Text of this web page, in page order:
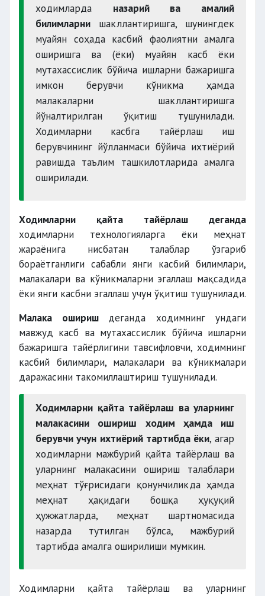
ходимларда назарий ва амалий
билимларни шакллантиришга, шунингдек
муайян соҳада касбий фаолиятни амалга
оширишга ва (ёки) муайян касб ёки
мутахассислик бўйича ишларни бажаришга
имкон берувчи кўникма ҳамда
малакаларни шакллантиришга
йўналтирилган ўқитиш тушунилади.
Ходимларни касбга тайёрлаш иш
берувчининг йўлланмаси бўйича ихтиёрий
равишда таълим ташкилотларида амалга
оширилади.
Ходимларни қайта тайёрлаш деганда
ходимларни технологияларга ёки меҳнат
жараёнига нисбатан талаблар ўзгариб
бораётганлиги сабабли янги касбий билимлари,
малакалари ва кўникмаларни эгаллаш мақсадида
ёки янги касбни эгаллаш учун ўқитиш тушунилади.
Малака ошириш деганда ходимнинг ундаги
мавжуд касб ва мутахассислик бўйича ишларни
бажаришга тайёрлигини тавсифловчи, ходимнинг
касбий билимлари, малакалари ва кўникмалари
даражасини такомиллаштириш тушунилади.
Ходимларни қайта тайёрлаш ва уларнинг
малакасини ошириш ходим ҳамда иш
берувчи учун ихтиёрий тартибда ёки, агар
ходимларни мажбурий қайта тайёрлаш ва
уларнинг малакасини ошириш талаблари
меҳнат тўғрисидаги қонунчиликда ҳамда
меҳнат ҳақидаги бошқа ҳуқуқий
ҳужжатларда, меҳнат шартномасида
назарда тутилган бўлса, мажбурий
тартибда амалга оширилиши мумкин.
Ходимларни қайта тайёрлаш ва уларнинг